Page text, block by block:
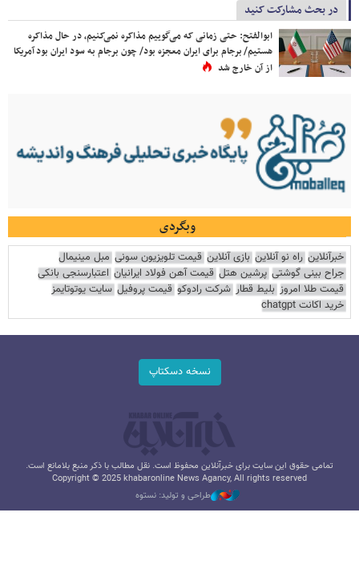
در بحث مشارکت کنید
ابوالفتح: حتی زمانی که می‌گوییم مذاکره نمی‌کنیم، در حال مذاکره
هستیم/ برجام برای ایران معجزه بود/ چون برجام به سود ایران بود آمریکا
از آن خارج شد
وبگردی
خبرآنلاین راه نو آنلاین بازی آنلاین قیمت تلویزیون سونی مبل مینیمال
جراح بینی گوشتی پرشین هتل قیمت آهن فولاد ایرانیان اعتبارسنجی بانکی
قیمت طلا امروز بلیط قطار شرکت رادوکو قیمت پروفیل سایت یوتوتایمز
خرید اکانت chatgpt
نسخه دسکتاپ
تمامی حقوق این سایت برای خبرآنلاین محفوظ است. نقل مطالب با ذکر منبع بلامانع است.
Copyright © 2025 khabaronline News Agancy, All rights reserved
طراحی و تولید: نستوه